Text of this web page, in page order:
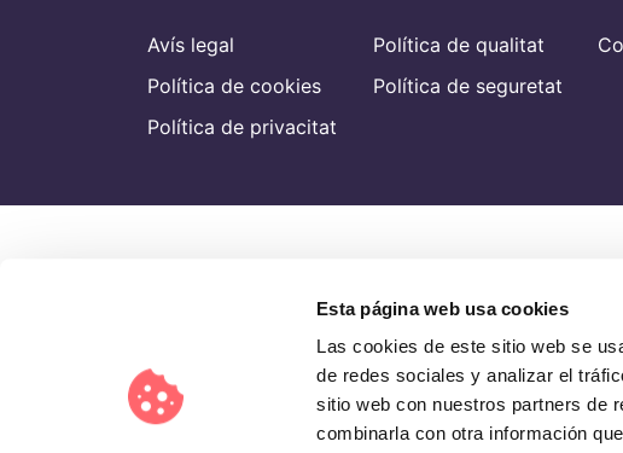
Esta página web usa cookies
Las cookies de este sitio web se
de redes sociales y analizar el
sitio web con nuestros partners de
combinarla con otra información
Avís legal
Política de cookies
Política de privacitat
Política de qualitat
Política de seguretat